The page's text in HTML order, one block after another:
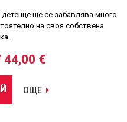
ще се забавлява много
на своя собствена
44,00 €
ОЩЕ